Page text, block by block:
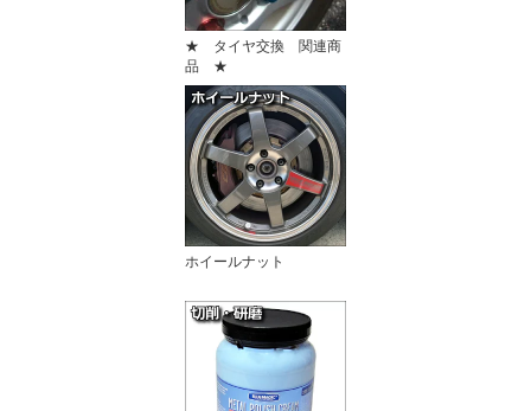
★ タイヤ交換 関連商
品 ★
ホイールナット